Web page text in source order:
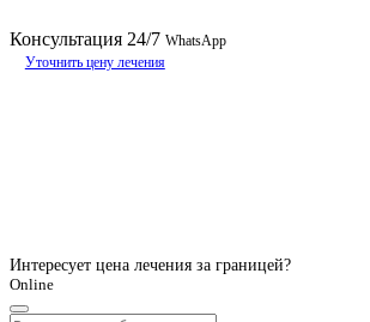
Консультация 24/7 WhatsApp
Уточнить цену лечения
Интересует цена лечения за границей?
Online